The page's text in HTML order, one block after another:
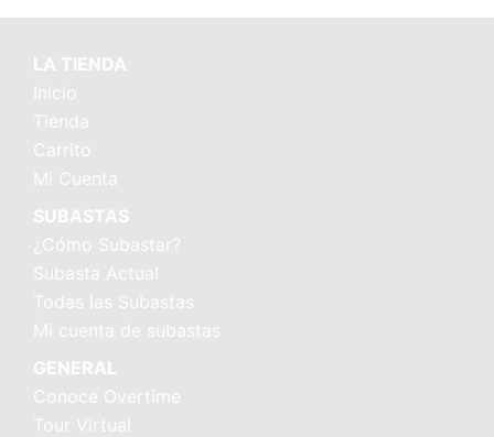
LA TIENDA
Inicio
Tienda
Carrito
Mi Cuenta
SUBASTAS
¿Cómo Subastar?
Subasta Actual
Todas las Subastas
Mi cuenta de subastas
GENERAL
Conoce Overtime
Tour Virtual